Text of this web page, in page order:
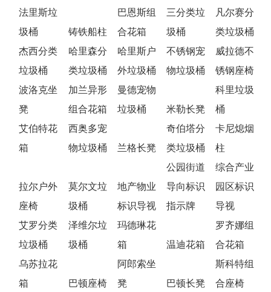
法里斯垃
圾桶
铸铁船柱
巴恩斯组
合花箱
三分类垃
圾桶
凡尔赛分
类垃圾桶
杰西分类
垃圾桶
哈里森分
类垃圾桶
哈里斯户
外垃圾桶
不锈钢宠
物垃圾桶
威拉德不
锈钢座椅
波洛克坐
凳
加兰异形
组合花箱
曼德宠物
垃圾桶
米勒长凳
科里垃圾
桶
艾伯特花
箱
西奥多宠
物垃圾桶
兰格长凳
奇伯塔分
类垃圾桶
卡尼熄烟
柱
拉尔户外
座椅
莫尔文垃
圾桶
地产物业
标识导视
公园街道
导向标识
指示牌
综合产业
园区标识
导视
艾罗分类
垃圾桶
泽维尔垃
圾桶
玛德琳花
箱
温迪花箱
罗齐娜组
合花箱
乌苏拉花
箱
巴顿座椅
阿郎索坐
凳
巴顿长凳
斯科特组
合座椅